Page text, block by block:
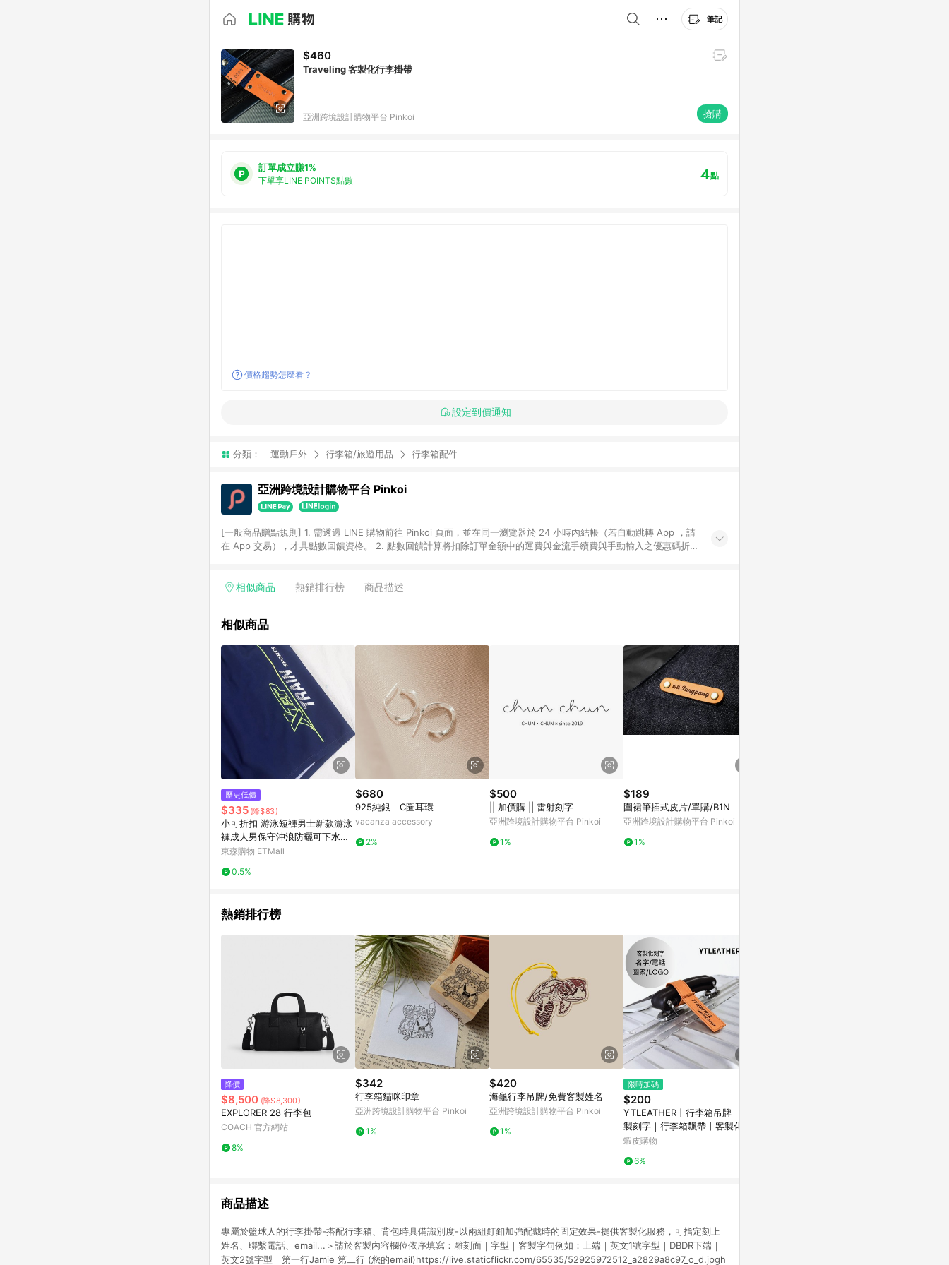
筆記
$460
Traveling 客製化行李掛帶
亞洲跨境設計購物平台 Pinkoi 搶購
訂單成立賺1%
下單享LINE POINTS點數 4點
價格趨勢怎麼看？
設定到價通知
分類： 運動戶外 行李箱/旅遊用品 行李箱配件
亞洲跨境設計購物平台 Pinkoi
[一般商品贈點規則] 1. 需透過 LINE 購物前往 Pinkoi 頁面，並在同一瀏覽器於 24 小時內結帳（若自動跳轉 App ，請
在 App 交易），才具點數回饋資格。 2. 點數回饋計算將扣除訂單金額中的運費與金流手續費與手動輸入之優惠碼折
格，部分退款不在此限。 6. APP 請更新至Android v4.6.0 / iOS v4.1.5 以上才具贈點資格。 7. 點數將於出貨後 45 天
使用規則請以點數紅包活動說明為準。 11. 若於 LINE 購物前往 Pinkoi 頁面後才首次下載 Pinkoi APP 並完成訂單，不
相似商品 熱銷排行榜 商品描述
相似商品
歷史低價
$335 (降$83)
小可折扣 游泳短褲男士新款游泳
褲成人男保守沖浪防曬可下水泳
褲
東森購物 ETMall
0.5%
$680
925純銀｜C圈耳環
vacanza accessory
2%
$500
|| 加價購 || 雷射刻字
亞洲跨境設計購物平台 Pinkoi
1%
$189
圍裙筆插式皮片/單購/B1N
亞洲跨境設計購物平台 Pinkoi
1%
熱銷排行榜
降價
$8,500 (降$8,300)
EXPLORER 28 行李包
COACH 官方網站
8%
$342
行李箱貓咪印章
亞洲跨境設計購物平台 Pinkoi
1%
$420
海龜行李吊牌/免費客製姓名
亞洲跨境設計購物平台 Pinkoi
1%
限時加碼
$200
YTLEATHER丨行李箱吊牌｜客
製刻字｜行李箱飄帶丨客製化行
李飄帶丨質感旅行配件丨旅行小
蝦皮購物
6%
商品描述
專屬於籃球人的行李掛帶-搭配行李箱、背包時具備識別度-以兩組釘釦加強配戴時的固定效果-提供客製化服務，可指定刻上
姓名、聯繫電話、email...＞請於客製內容欄位依序填寫：雕刻面｜字型｜客製字句例如：上端｜英文1號字型｜DBDR下端｜
英文2號字型｜第一行Jamie 第二行 (您的email)https://live.staticflickr.com/65535/52925972512_a2829a8c97_o_d.jpgh